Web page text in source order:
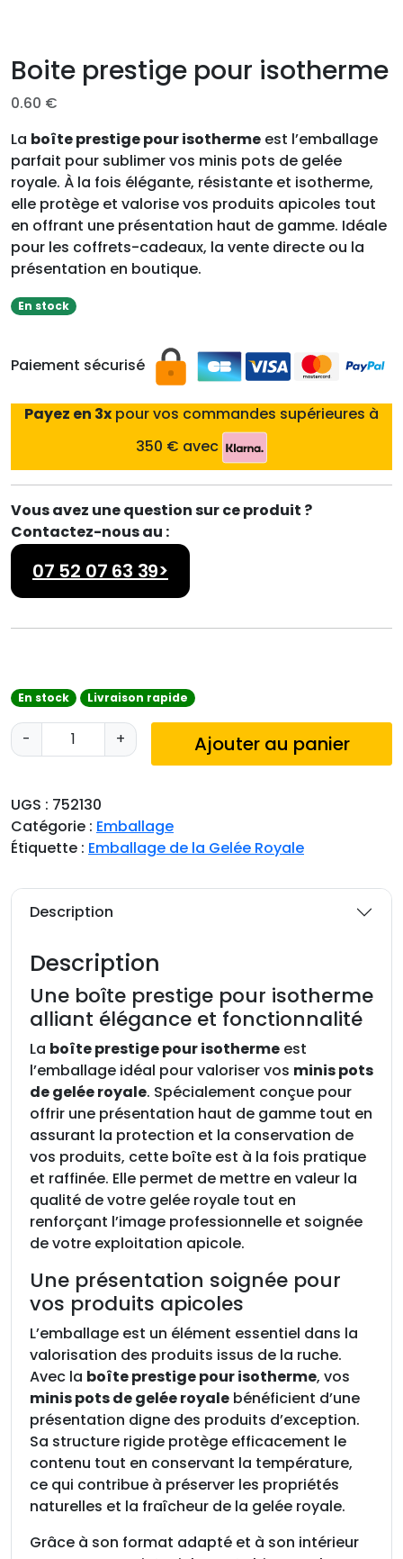
Boite prestige pour isotherme
0.60 €
La boîte prestige pour isotherme est l’emballage
parfait pour sublimer vos minis pots de gelée
royale. À la fois élégante, résistante et isotherme,
elle protège et valorise vos produits apicoles tout
en offrant une présentation haut de gamme. Idéale
pour les coffrets-cadeaux, la vente directe ou la
présentation en boutique.
En stock
Paiement sécurisé
Payez en 3x pour vos commandes supérieures à
350 € avec
Vous avez une question sur ce produit ?
Contactez-nous au :
07 52 07 63 39>
En stock Livraison rapide
-
q
u
n
t
i
+ Ajouter au panier
UGS : 752130
Catégorie : Emballage
Étiquette : Emballage de la Gelée Royale
Description
Description
Une boîte prestige pour isotherme
alliant élégance et fonctionnalité
La boîte prestige pour isotherme est
l’emballage idéal pour valoriser vos minis pots
de gelée royale. Spécialement conçue pour
offrir une présentation haut de gamme tout en
assurant la protection et la conservation de
vos produits, cette boîte est à la fois pratique
et raffinée. Elle permet de mettre en valeur la
qualité de votre gelée royale tout en
renforçant l’image professionnelle et soignée
de votre exploitation apicole.
Une présentation soignée pour
vos produits apicoles
L’emballage est un élément essentiel dans la
valorisation des produits issus de la ruche.
Avec la boîte prestige pour isotherme, vos
minis pots de gelée royale bénéficient d’une
présentation digne des produits d’exception.
Sa structure rigide protège efficacement le
contenu tout en conservant la température,
ce qui contribue à préserver les propriétés
naturelles et la fraîcheur de la gelée royale.
Grâce à son format adapté et à son intérieur